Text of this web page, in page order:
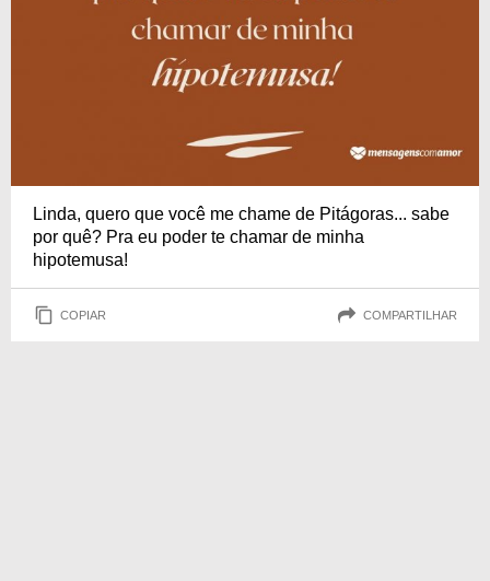
Linda, quero que você me chame de Pitágoras... sabe
por quê? Pra eu poder te chamar de minha
hipotemusa!
COPIAR COMPARTILHAR